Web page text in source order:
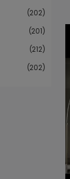
202
201
212
202